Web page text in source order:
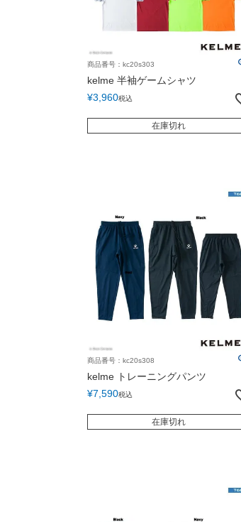
商品番号：kc20s303
kelme 半袖ゲームシャツ
¥3,960税込
在庫切れ
商品番号：kc20s308
kelme トレーニングパンツ
¥7,590税込
在庫切れ